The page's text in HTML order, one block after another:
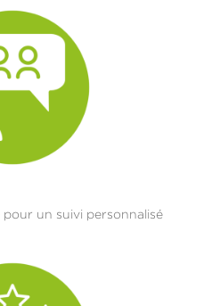
un suivi personnalisé